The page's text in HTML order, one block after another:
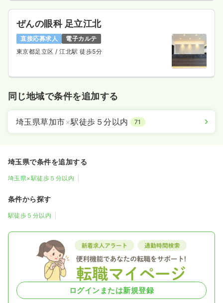
ぜんの眼科 足立江北
直接応募求人
電子カルテ
東京都足立区 / 江北駅 徒歩5分
同じ地域で条件を追加する
埼玉県草加市×駅徒歩５分以内 71
埼玉県で条件を追加する
埼玉県×駅徒歩５分以内
条件から探す
駅徒歩５分以内
ログインまたは新規登録